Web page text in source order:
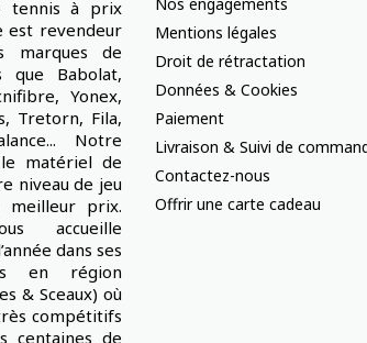
tennis à prix
est revendeur
marques de
que Babolat,
Yonex,
Tretorn, Fila,
Notre
matériel de
niveau de jeu
prix.
accueille
dans ses
en région
& Sceaux) où
compétitifs
centaines de
Mentions légales
Droit de rétractation
Données & Cookies
Paiement
Livraison & Suivi de
Contactez-nous
Offrir une carte cadeau